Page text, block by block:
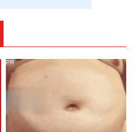
PR